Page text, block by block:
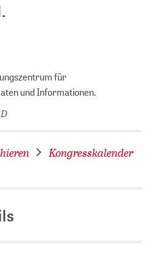
für
und Informationen.
Kongresskalender